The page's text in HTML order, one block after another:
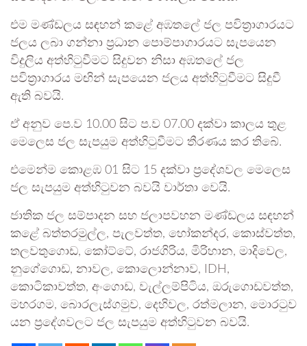
එම මණ්ඩලය සඳහන් කළේ අඹතලේ ජල පවිත්‍රාගාරයට
ජලය ලබා ගන්නා ප්‍රධාන පොම්පාගාරයට සැපයෙන
විදුලිය අත්හිටුවීමට සිදුවන නිසා අඹතලේ ජල
පවිත්‍රාගාරය මඟින් සැපයෙන ජලය අත්හිටුවීමට සිදුවී
ඇති බවයි.
ඒ අනුව පෙ.ව 10.00 සිට ප.ව 07.00 දක්වා කාලය තුළ
මෙලෙස ජල සැපයුම අත්හිටුවීමට තීරණය කර තිබේ.
එමෙන්ම කොළඹ 01 සිට 15 දක්වා ප්‍රදේශවල මෙලෙස
ජල සැපයුම අත්හිටුවන බවයි වාර්තා වෙයි.
ජාතික ජල සම්පාදන සහ ජලාපවහන මණ්ඩලය සඳහන්
කළේ බත්තරමුල්ල, පැලවත්ත, හෝකන්දර, කොස්වත්ත,
තලවතුගොඩ, කෝට්ටේ, රාජගිරිය, මිරිහාන, මාදිවෙල,
නුගේගොඩ, නාවල, කොලොන්නාව, IDH,
කොටිකාවත්ත, අංගොඩ, වැල්ලම්පිටිය, ඔරුගොඩවත්ත,
මහරගම, බොරලැස්ගමුව, දෙහිවල, රත්මලාන, මොරටුව
යන ප්‍රදේශවලට ජල සැපයුම අත්හිටුවන බවයි.